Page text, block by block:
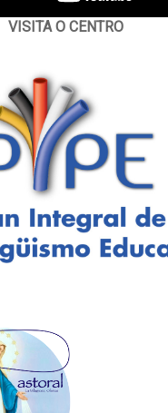
VISITA O CENTRO